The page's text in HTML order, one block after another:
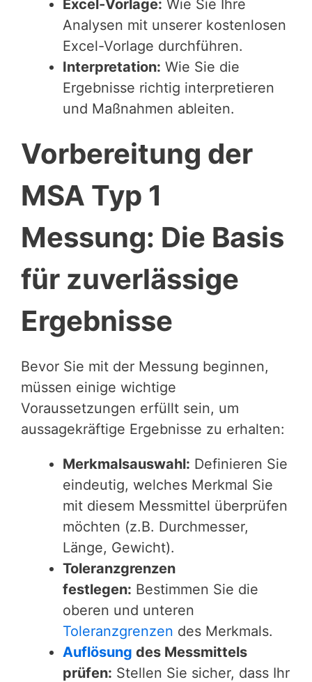
Excel-Vorlage: Wie Sie Ihre
Analysen mit unserer kostenlosen
Excel-Vorlage durchführen.
Interpretation: Wie Sie die
Ergebnisse richtig interpretieren
und Maßnahmen ableiten.
Vorbereitung der
MSA Typ 1
Messung: Die Basis
für zuverlässige
Ergebnisse
Bevor Sie mit der Messung beginnen,
müssen einige wichtige
Voraussetzungen erfüllt sein, um
aussagekräftige Ergebnisse zu erhalten:
Merkmalsauswahl: Definieren Sie
eindeutig, welches Merkmal Sie
mit diesem Messmittel überprüfen
möchten (z.B. Durchmesser,
Länge, Gewicht).
Toleranzgrenzen
festlegen: Bestimmen Sie die
oberen und unteren
Toleranzgrenzen des Merkmals.
Auflösung des Messmittels
prüfen: Stellen Sie sicher, dass Ihr